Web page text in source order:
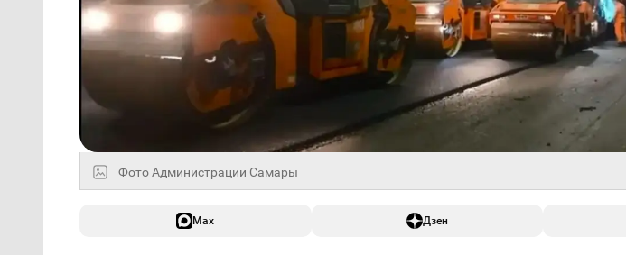
Фото Администрации Самары
Max Дзен